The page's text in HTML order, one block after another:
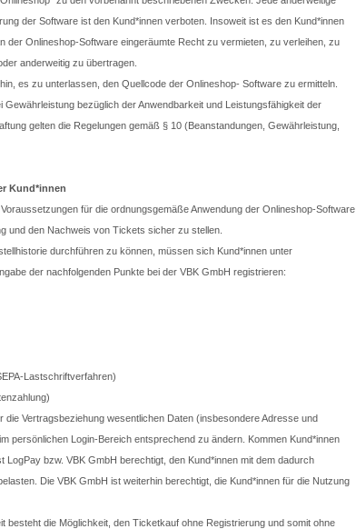
der Software ist den Kund*innen verboten. Insoweit ist es den Kund*innen
der Onlineshop-Software eingeräumte Recht zu vermieten, zu verleihen, zu
anderweitig zu übertragen.
es zu unterlassen, den Quellcode der Onlineshop- Software zu ermitteln.
Gewährleistung bezüglich der Anwendbarkeit und Leistungsfähigkeit der
gelten die Regelungen gemäß § 10 (Beanstandungen, Gewährleistung,
Kund*innen
für die ordnungsgemäße Anwendung der Onlineshop-Software
und den Nachweis von Tickets sicher zu stellen.
durchführen zu können, müssen sich Kund*innen unter
der nachfolgenden Punkte bei der VBK GmbH registrieren:
Lastschriftverfahren)
die Vertragsbeziehung wesentlichen Daten (insbesondere Adresse und
persönlichen Login-Bereich entsprechend zu ändern. Kommen Kund*innen
LogPay bzw. VBK GmbH berechtigt, den Kund*innen mit dem dadurch
Die VBK GmbH ist weiterhin berechtigt, die Kund*innen für die Nutzung
besteht die Möglichkeit, den Ticketkauf ohne Registrierung und somit ohne